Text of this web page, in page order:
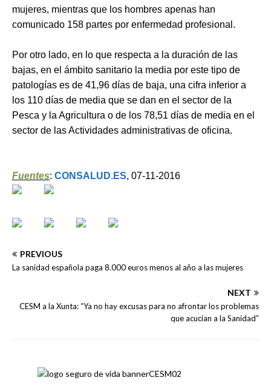
mujeres, mientras que los hombres apenas han
comunicado 158 partes por enfermedad profesional.
Por otro lado, en lo que respecta a la duración de las
bajas, en el ámbito sanitario la media por este tipo de
patologías es de 41,96 días de baja, una cifra inferior a
los 110 días de media que se dan en el sector de la
Pesca y la Agricultura o de los 78,51 días de media en el
sector de las Actividades administrativas de oficina.
Fuentes: CONSALUD.ES, 07-11-2016
PREVIOUS
La sanidad española paga 8.000 euros menos al año a las mujeres
NEXT
CESM a la Xunta: “Ya no hay excusas para no afrontar los problemas
que acucian a la Sanidad”